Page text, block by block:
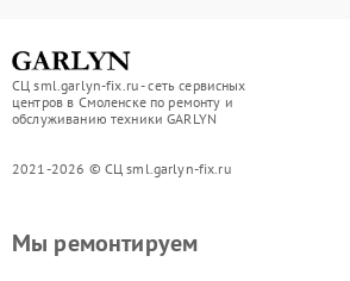
СЦ sml.garlyn-fix.ru - сеть сервисных
центров в Смоленске по ремонту и
обслуживанию техники GARLYN
2021-2026 © СЦ sml.garlyn-fix.ru
Мы ремонтируем